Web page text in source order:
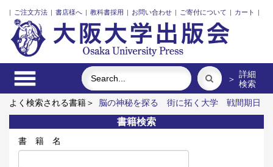
| ご注文方法 | 書店様へ | 教科書採用 | お問い合わせ | ご寄付について | カート |
＞ 詳細
検索
よく検索される書籍＞
脳の神秘を探る 街に拓く大学
戦間期日
英帝国間貿易史
ポンプの流体力学
レーザーとプラズマと粒子
ビーム
食べる 書籍検索
書 籍 名